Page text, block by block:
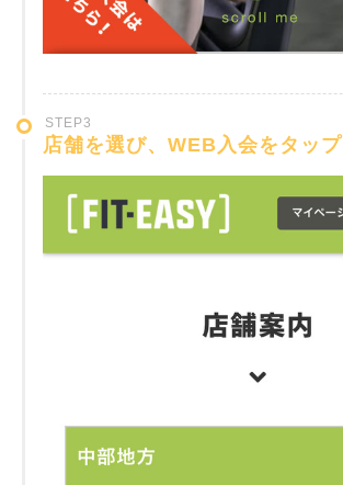
STEP3
店舗を選び、WEB入会をタップ